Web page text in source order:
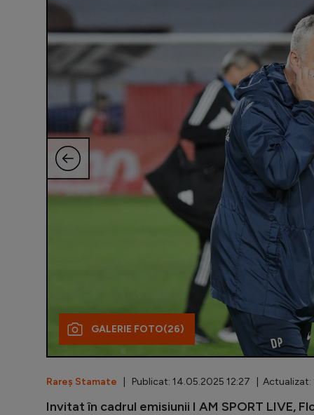
GALERIE FOTO(26)
Rareș Stamate | Publicat: 14.05.2025 12:27 | Actualizat:
Invitat în cadrul emisiunii I AM SPORT LIVE,